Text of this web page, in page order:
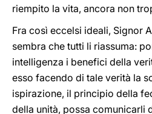
riempito la vita, ancora non
Fra così eccelsi ideali, Signor
sembra che tutti li riassuma:
intelligenza i benefici della
esso facendo di tale verità la
ispirazione, il principio della
della unità, possa comunicarli